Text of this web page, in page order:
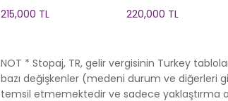
215,000 TL
220,000 TL
NOT * Stopaj, TR, gelir vergisinin Turkey
bazı değişkenler (medeni durum ve diğerleri
temsil etmemektedir ve sadece yaklaştırma